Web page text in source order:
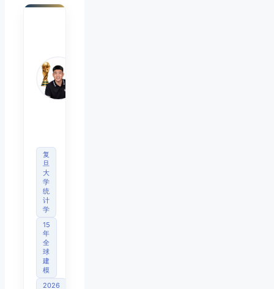
复
旦
大
学
统
计
学
15
年
全
球
建
模
2026